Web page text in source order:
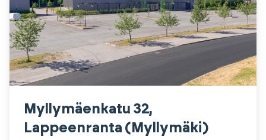
Myllymäenkatu 32,
Lappeenranta (Myllymäki)